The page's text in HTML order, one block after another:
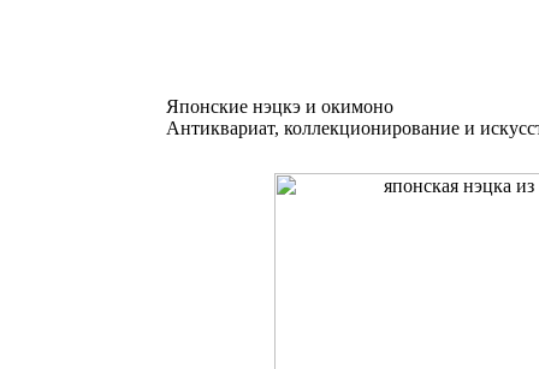
Японские нэцкэ и окимоно
Антиквариат, коллекционирование и